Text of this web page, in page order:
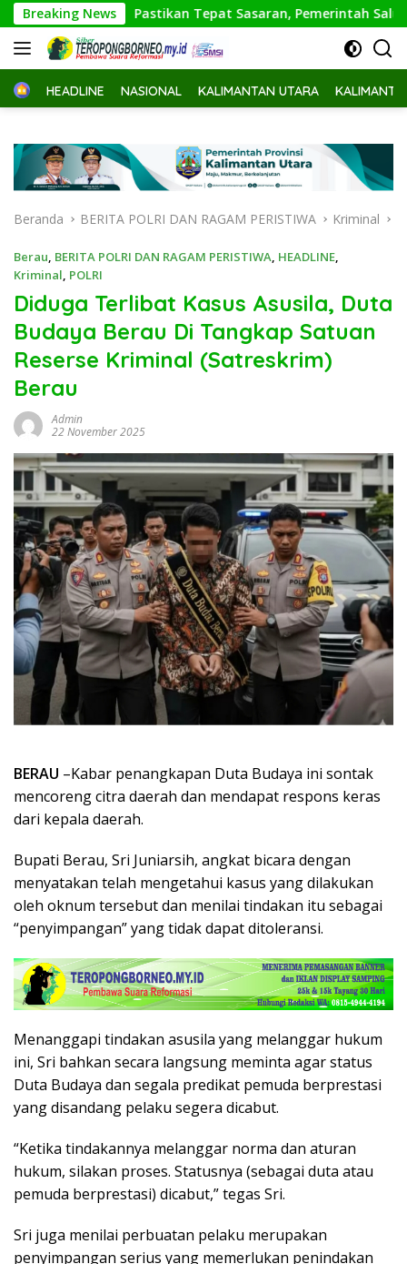
Langsung
ke
konten
Breaking News
Pastikan Tepat Sasaran, Pemerintah Salurkan Bansos
HomeHEADLINE NASIONAL KALIMANTAN UTARA
Beranda BERITA POLRI DAN RAGAM PERISTIWA Kriminal
Berau, BERITA POLRI DAN RAGAM PERISTIWA, HEADLINE,
Kriminal, POLRI
Diduga Terlibat Kasus Asusila, Duta
Budaya Berau Di Tangkap Satuan
Reserse Kriminal (Satreskrim)
Berau
Admin
22 November 2025
BERAU –Kabar penangkapan Duta Budaya ini sontak
mencoreng citra daerah dan mendapat respons keras
dari kepala daerah.
Bupati Berau, Sri Juniarsih, angkat bicara dengan
menyatakan telah mengetahui kasus yang dilakukan
oleh oknum tersebut dan menilai tindakan itu sebagai
“penyimpangan” yang tidak dapat ditoleransi.
Menanggapi tindakan asusila yang melanggar hukum
ini, Sri bahkan secara langsung meminta agar status
Duta Budaya dan segala predikat pemuda berprestasi
yang disandang pelaku segera dicabut.
“Ketika tindakannya melanggar norma dan aturan
hukum, silakan proses. Statusnya (sebagai duta atau
pemuda berprestasi) dicabut,” tegas Sri.
Sri juga menilai perbuatan pelaku merupakan
penyimpangan serius yang memerlukan penindakan